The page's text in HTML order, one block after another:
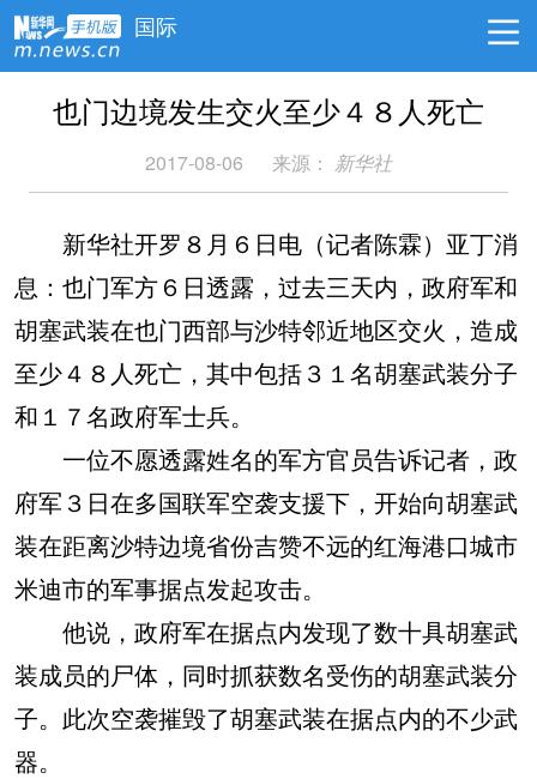
国际
也门边境发生交火至少４８人死亡
2017-08-06 来源： 新华社
新华社开罗８月６日电（记者陈霖）亚丁消
息：也门军方６日透露，过去三天内，政府军和
胡塞武装在也门西部与沙特邻近地区交火，造成
至少４８人死亡，其中包括３１名胡塞武装分子
和１７名政府军士兵。
一位不愿透露姓名的军方官员告诉记者，政
府军３日在多国联军空袭支援下，开始向胡塞武
装在距离沙特边境省份吉赞不远的红海港口城市
米迪市的军事据点发起攻击。
他说，政府军在据点内发现了数十具胡塞武
装成员的尸体，同时抓获数名受伤的胡塞武装分
子。此次空袭摧毁了胡塞武装在据点内的不少武
器。